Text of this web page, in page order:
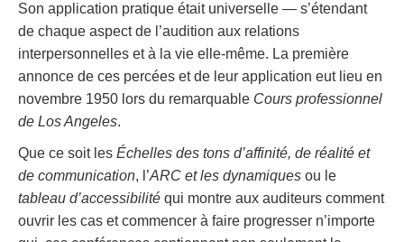
Son application pratique était universelle — s’étendant
de chaque aspect de l’audition aux relations
interpersonnelles et à la vie elle-même. La première
annonce de ces percées et de leur application eut lieu en
novembre 1950 lors du remarquable Cours professionnel
de Los Angeles.
Que ce soit les Échelles des tons d’affinité, de réalité et
de communication, l’ARC et les dynamiques ou le
tableau d’accessibilité qui montre aux auditeurs comment
ouvrir les cas et commencer à faire progresser n’importe